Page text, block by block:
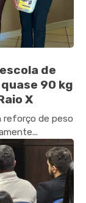
de
90 kg
X
reforço de peso